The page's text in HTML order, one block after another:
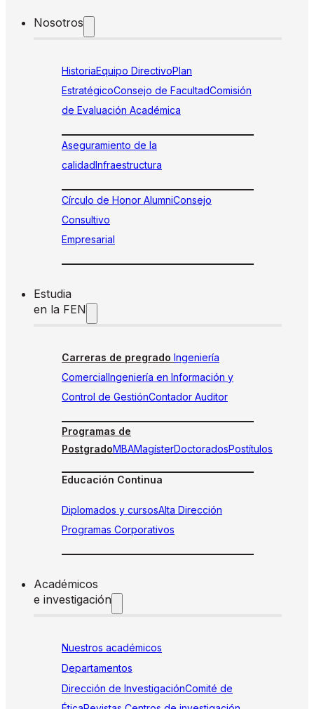
Nosotros
HistoriaEquipo DirectivoPlan
EstratégicoConsejo de FacultadComisión
de Evaluación Académica
Aseguramiento de la
calidadInfraestructura
Círculo de Honor AlumniConsejo
Consultivo
Empresarial
Estudia
en la FEN
Carreras de pregrado Ingeniería
ComercialIngeniería en Información y
Control de GestiónContador Auditor
Programas de
PostgradoMBAMagísterDoctoradosPostítulos
Educación Continua
Diplomados y cursosAlta Dirección
Programas Corporativos
Académicos
e investigación
Nuestros académicos
Departamentos
Dirección de InvestigaciónComité de